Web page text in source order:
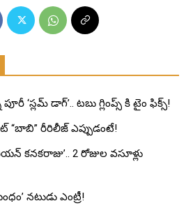
‘స్లమ్ డాగ్’.. టబు గ్లింప్స్ కి టైం ఫిక్స్!
రీరిలీజ్ ఎప్పుడంటే!
కనకరాజు’.. 2 రోజుల వసూళ్లు
నటుడు ఎంట్రీ!